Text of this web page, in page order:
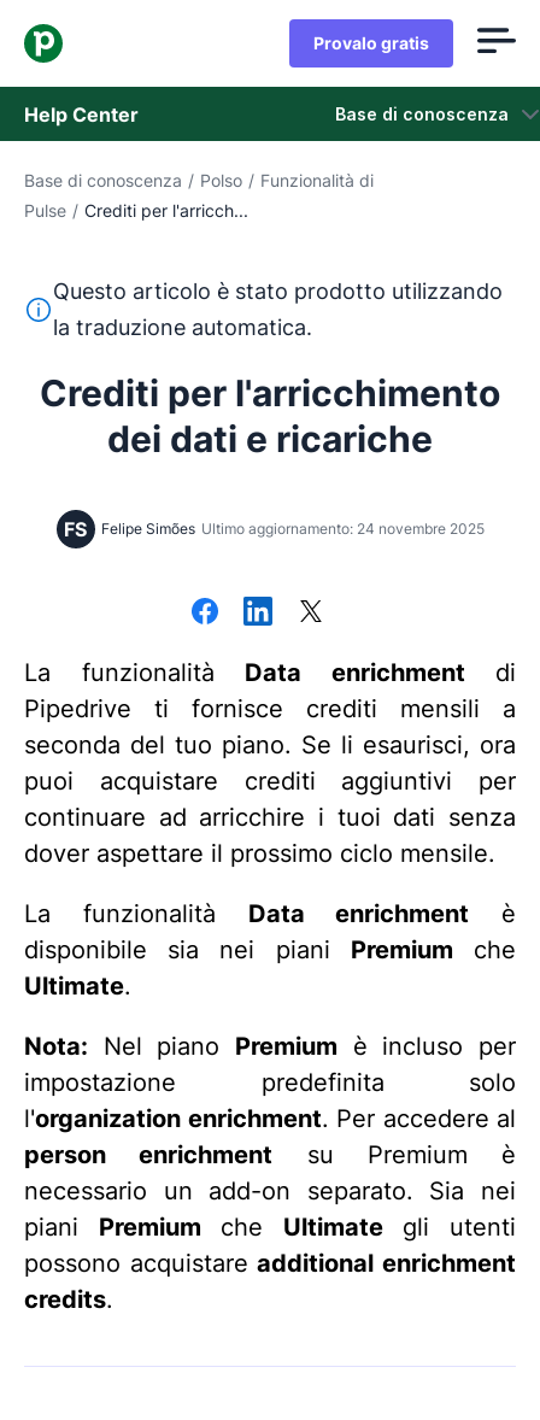
Provalo gratis
Help Center Base di conoscenza
Base di conoscenza
Contatta l'assistenza
Base di conoscenza / Polso / Funzionalità di
Pulse / Crediti per l'arricch...
Questo testo è stato tradotto dall'inglese utilizzando
Questo articolo è stato prodotto utilizzando
la traduzione automatica.
Crediti per l'arricchimento
dei dati e ricariche
FS Felipe Simões Ultimo aggiornamento: 24 novembre 2025
La funzionalità Data enrichmentdi
Pipedrive ti fornisce crediti mensili a
seconda del tuo piano. Se li esaurisci, ora
puoi acquistare crediti aggiuntivi per
continuare ad arricchire i tuoi dati senza
dover aspettare il prossimo ciclo mensile.
La funzionalità Data enrichment è
disponibile sia nei piani Premium che
Ultimate.
Nota: Nel piano Premium è incluso per
impostazione predefinita solo
l'organization enrichment. Per accedere al
person enrichment su Premium è
necessario un add-on separato. Sia nei
piani Premium che Ultimategli utenti
possono acquistareadditional enrichment
credits.